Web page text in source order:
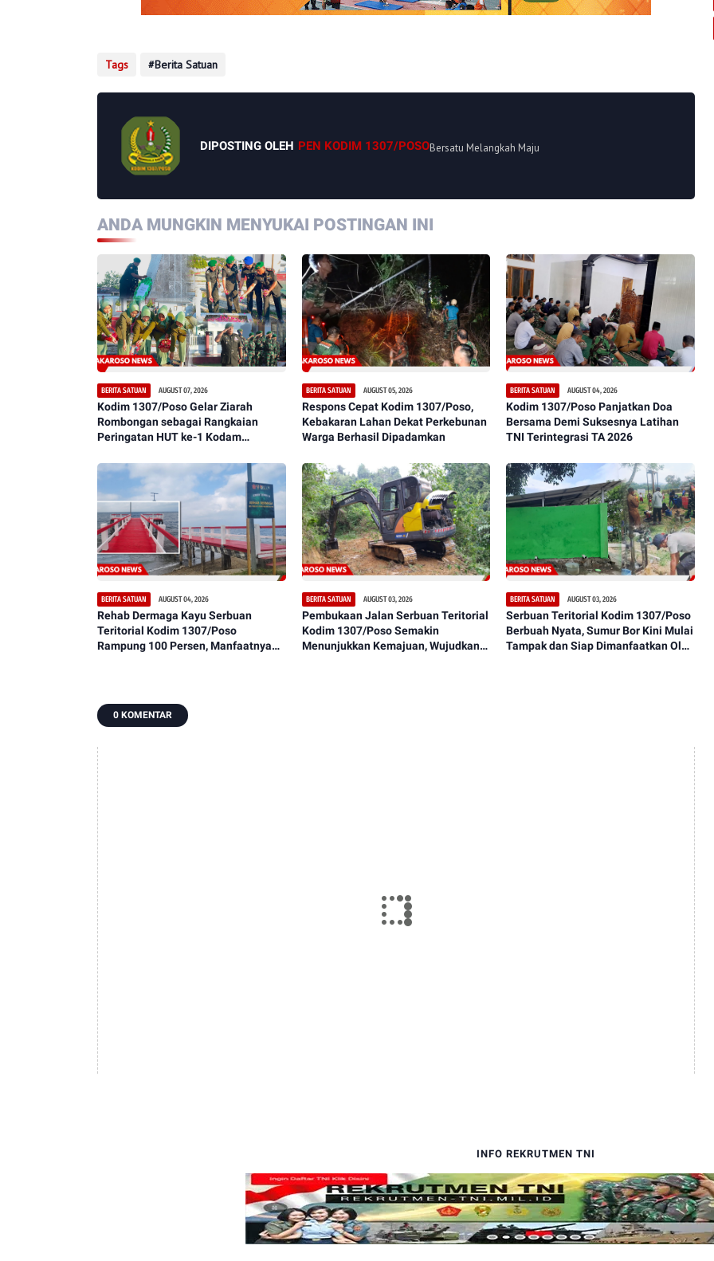
Tags Berita Satuan
DIPOSTING OLEH PEN KODIM 1307/POSOBersatu Melangkah Maju
ANDA MUNGKIN MENYUKAI POSTINGAN INI
BERITA SATUAN AUGUST 07, 2026
Kodim 1307/Poso Gelar Ziarah
Rombongan sebagai Rangkaian
Peringatan HUT ke-1 Kodam
BERITA SATUAN AUGUST 05, 2026
Respons Cepat Kodim 1307/Poso,
Kebakaran Lahan Dekat Perkebunan
Warga Berhasil Dipadamkan
BERITA SATUAN AUGUST 04, 2026
Kodim 1307/Poso Panjatkan Doa
Bersama Demi Suksesnya Latihan
TNI Terintegrasi TA 2026
BERITA SATUAN AUGUST 04, 2026
Rehab Dermaga Kayu Serbuan
Teritorial Kodim 1307/Poso
Rampung 100 Persen, Manfaatnya
BERITA SATUAN AUGUST 03, 2026
Pembukaan Jalan Serbuan Teritorial
Kodim 1307/Poso Semakin
Menunjukkan Kemajuan, Wujudkan
BERITA SATUAN AUGUST 03, 2026
Serbuan Teritorial Kodim 1307/Poso
Berbuah Nyata, Sumur Bor Kini Mulai
Tampak dan Siap Dimanfaatkan Oleh
0 KOMENTAR
INFO REKRUTMEN TNI